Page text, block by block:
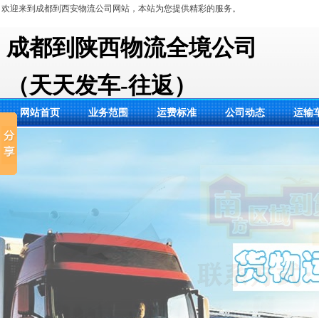
成都到陕西物流全境公司
（天天发车-往返）
网站首页 业务范围 运费标准 公司动态 运输
欢迎来到成都到西安物流公司网站，本站为您提供精彩的服务。